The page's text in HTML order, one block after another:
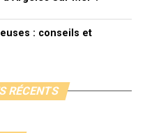
: conseils et
RÉCENTS